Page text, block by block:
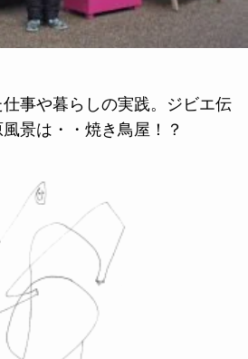
事や暮らしの実践。ジビエ伝
景は・・焼き鳥屋！？